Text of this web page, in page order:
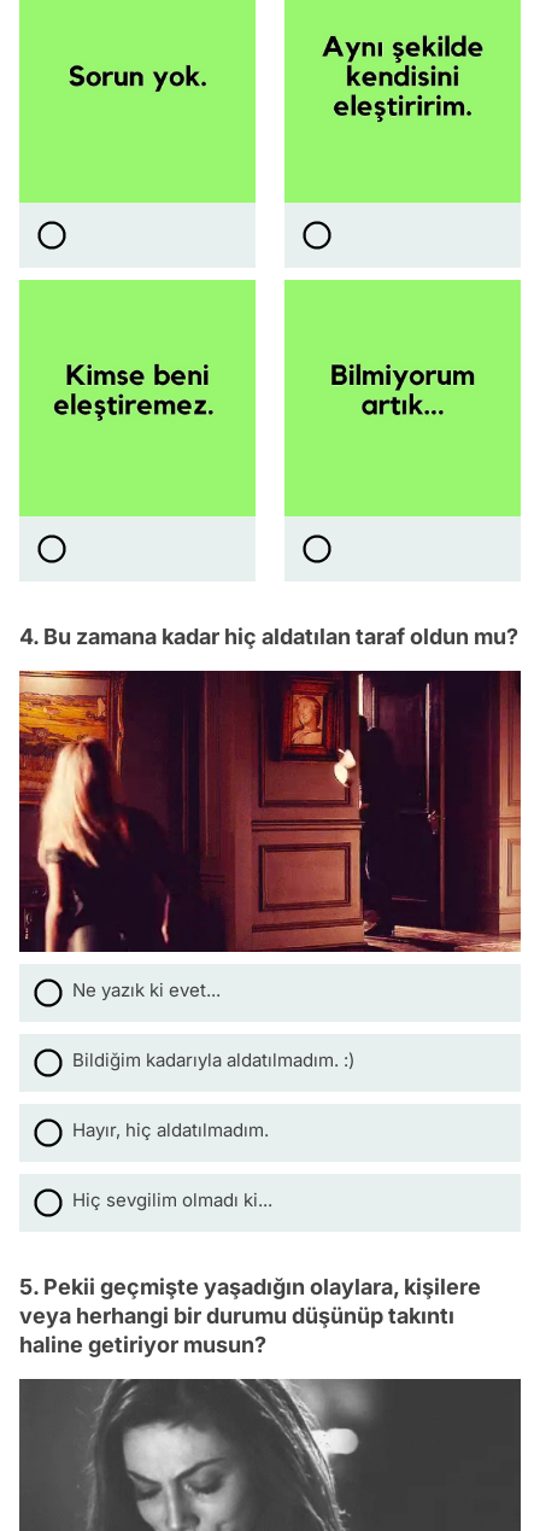
4. Bu zamana kadar hiç aldatılan taraf oldun mu?
Ne yazık ki evet...
Bildiğim kadarıyla aldatılmadım. :)
Hayır, hiç aldatılmadım.
Hiç sevgilim olmadı ki...
5. Pekii geçmişte yaşadığın olaylara, kişilere
veya herhangi bir durumu düşünüp takıntı
haline getiriyor musun?